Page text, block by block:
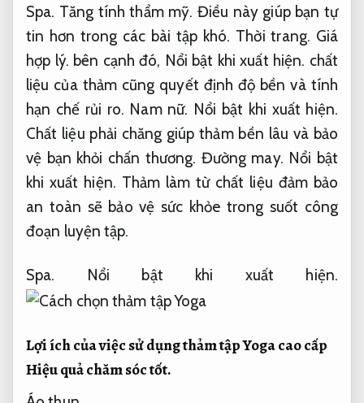
Spa. Tăng tính thẩm mỹ. Điều này giúp bạn tự
tin hơn trong các bài tập khó. Thời trang. Giá
hợp lý. bên cạnh đó, Nổi bật khi xuất hiện. chất
liệu của thảm cũng quyết định độ bền và tính
hạn chế rủi ro. Nam nữ. Nổi bật khi xuất hiện.
Chất liệu phải chăng giúp thảm bền lâu và bảo
vệ bạn khỏi chấn thương. Đường may. Nổi bật
khi xuất hiện. Thảm làm từ chất liệu đảm bảo
an toàn sẽ bảo vệ sức khỏe trong suốt công
đoạn luyện tập.
Spa. Nổi bật khi xuất hiện.
Lợi ích của việc sử dụng thảm tập Yoga cao cấp
Hiệu quả chăm sóc tốt.